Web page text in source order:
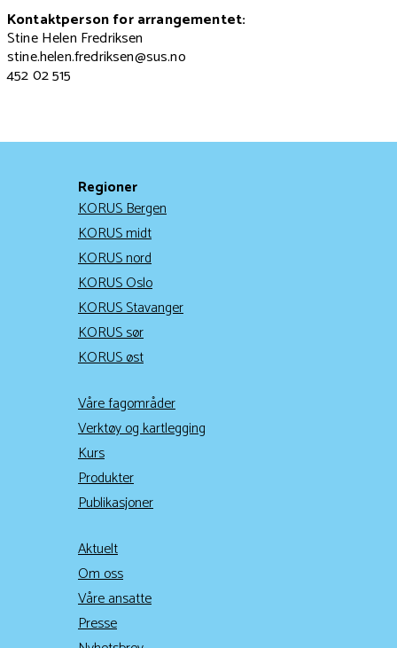
Kontaktperson for arrangementet:
Stine Helen Fredriksen
stine.helen.fredriksen@sus.no
452 02 515
Regioner
KORUS Bergen
KORUS midt
KORUS nord
KORUS Oslo
KORUS Stavanger
KORUS sør
KORUS øst
Våre fagområder
Verktøy og kartlegging
Kurs
Produkter
Publikasjoner
Aktuelt
Om oss
Våre ansatte
Presse